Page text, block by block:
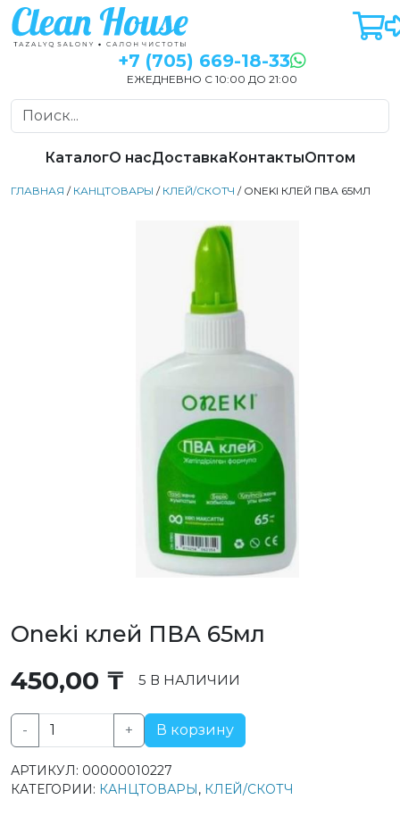
+7 (705) 669-18-33
ЕЖЕДНЕВНО С 10:00 ДО 21:00
КаталогО насДоставкаКонтактыОптом
ГЛАВНАЯ / КАНЦТОВАРЫ / КЛЕЙ/СКОТЧ / ONEKI КЛЕЙ ПВА 65МЛ
Oneki клей ПВА 65мл
450,00 ₸ 5 В НАЛИЧИИ
-
Количество
Oneki
+ В корзину
АРТИКУЛ: 00000010227
КАТЕГОРИИ: КАНЦТОВАРЫ, КЛЕЙ/СКОТЧ